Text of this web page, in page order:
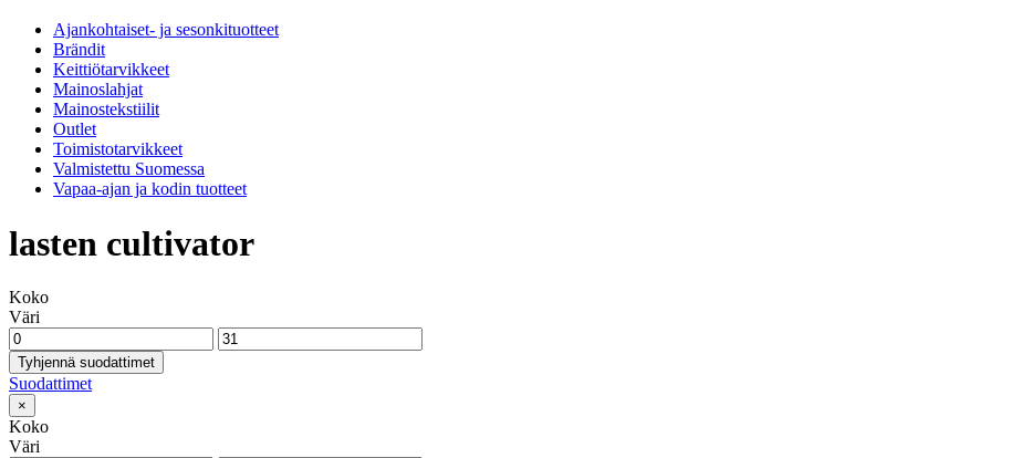
Ajankohtaiset- ja sesonkituotteet
Brändit
Keittiötarvikkeet
Mainoslahjat
Mainostekstiilit
Outlet
Toimistotarvikkeet
Valmistettu Suomessa
Vapaa-ajan ja kodin tuotteet
lasten cultivator
Koko
Väri
Tyhjennä suodattimet
Suodattimet
×
Koko
Väri